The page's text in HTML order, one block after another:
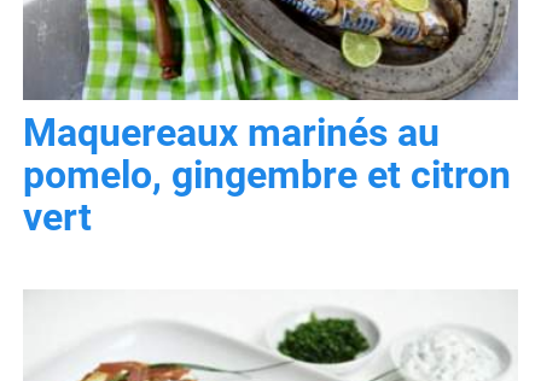
Maquereaux marinés au
pomelo, gingembre et citron
vert